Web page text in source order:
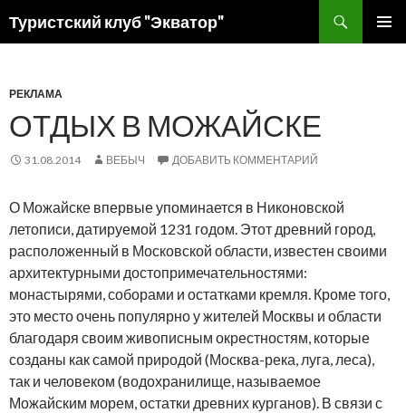
Туристский клуб "Экватор"
РЕКЛАМА
ОТДЫХ В МОЖАЙСКЕ
31.08.2014 ВЕБЫЧ ДОБАВИТЬ КОММЕНТАРИЙ
О Можайске впервые упоминается в Никоновской
летописи, датируемой 1231 годом. Этот древний город,
расположенный в Московской области, известен своими
архитектурными достопримечательностями:
монастырями, соборами и остатками кремля. Кроме того,
это место очень популярно у жителей Москвы и области
благодаря своим живописным окрестностям, которые
созданы как самой природой (Москва-река, луга, леса),
так и человеком (водохранилище, называемое
Можайским морем, остатки древних курганов). В связи с